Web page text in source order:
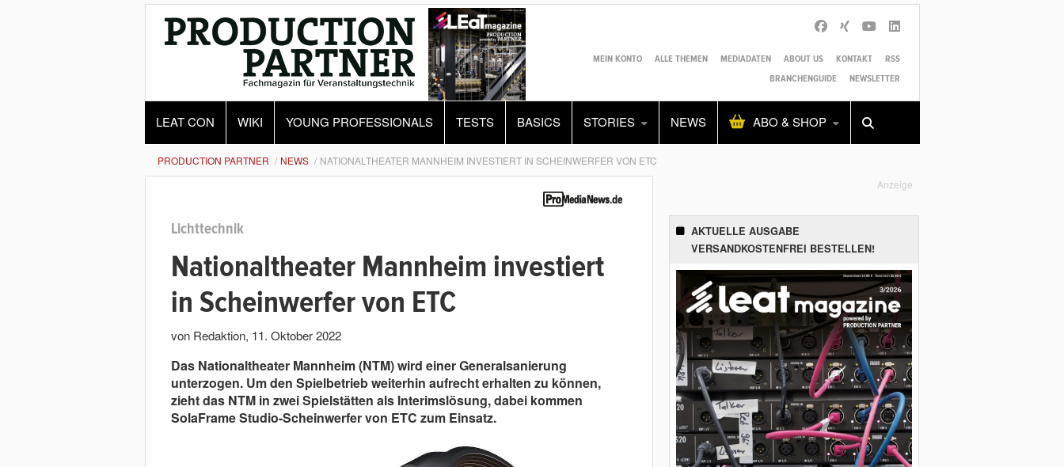
MEIN KONTO ALLE THEMEN MEDIADATEN ABOUT US KONTAKT
RSS
BRANCHENGUIDE
NEWSLETTER
LEAT CON WIKI YOUNG PROFESSIONALS TESTS BASICS STORIES NEWS ABO & SHOP
Alles Shop SUCHEN
PRODUCTION PARTNER NEWS NATIONALTHEATER MANNHEIM INVESTIERT IN SCHEINWERFER VON ETC
Lichttechnik
Nationaltheater Mannheim investiert
in Scheinwerfer von ETC
von Redaktion, 11. Oktober 2022
Das Nationaltheater Mannheim (NTM) wird einer Generalsanierung
unterzogen. Um den Spielbetrieb weiterhin aufrecht erhalten zu können,
zieht das NTM in zwei Spielstätten als Interimslösung, dabei kommen
SolaFrame Studio-Scheinwerfer von ETC zum Einsatz.
Anzeige
AKTUELLE AUSGABE
VERSANDKOSTENFREI BESTELLEN!